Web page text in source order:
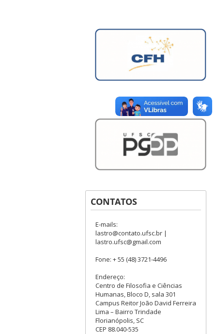
CONTATOS
E-mails:
lastro@contato.ufsc.br |
lastro.ufsc@gmail.com
Fone: + 55 (48) 3721-4496
Endereço:
Centro de Filosofia e Ciências
Humanas, Bloco D, sala 301
Campus Reitor João David Ferreira
Lima – Bairro Trindade
Florianópolis, SC
CEP 88.040-535